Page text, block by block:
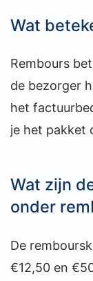
Wat
Rembours
de bezorger
het
je het pakket
Wat zijn
onder
De
€12,50 en